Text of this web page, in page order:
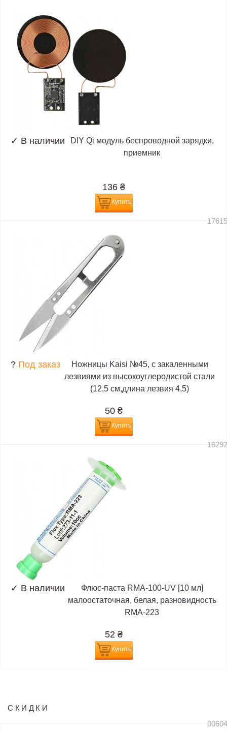
✓ В наличии
DIY Qi модуль беспроводной зарядки,
приемник
136 ₴
Купить
? Под заказ
Ножницы Kaisi №45, с закаленными
лезвиями из высокоуглеродистой стали
(12,5 см,длина лезвия 4,5)
50 ₴
Купить
✓ В наличии
Флюс-паста RMA-100-UV [10 мл]
малоостаточная, белая, разновидность
RMA-223
52 ₴
Купить
СКИДКИ